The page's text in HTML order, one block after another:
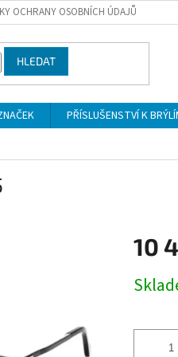
OCHRANY OSOBNÍCH ÚDAJŮ
HLEDAT
PŘÍSLUŠENSTVÍ K
10
cena: